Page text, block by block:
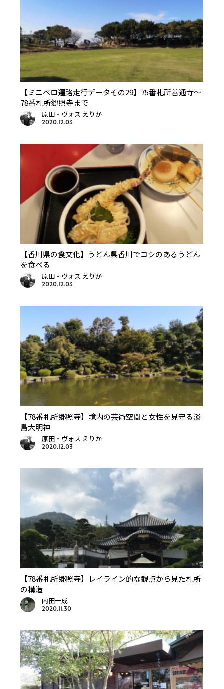
【ミニベロ遍路走行データその29】75番札所善通寺～
78番札所郷照寺まで
原田・ヴォス えりか
2020.12.03
【香川県の食文化】うどん県香川でコシのあるうどん
を食べる
原田・ヴォス えりか
2020.12.03
【78番札所郷照寺】境内の芸術空間と女性を見守る淡
島大明神
原田・ヴォス えりか
2020.12.03
【78番札所郷照寺】レイライン的な観点から見た札所
の構造
内田一成
2020.11.30